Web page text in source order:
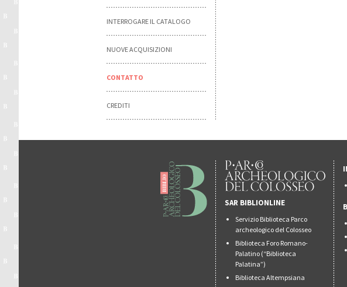
INTERROGARE IL CATALOGO
NUOVE ACQUISIZIONI
CONTATTO
CREDITI
SAR BIBLIONLINE
Servizio Biblioteca Parco
archeologico del Colosseo
Biblioteca Foro Romano-
Palatino (“Biblioteca
Palatina”)
Biblioteca Altempsiana